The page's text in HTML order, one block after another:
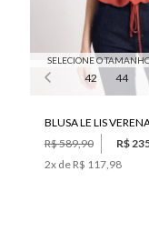
SELECIONE O
42 44
BLUSA LE LIS
R$ 589,90
R$
2x de R$ 117,98